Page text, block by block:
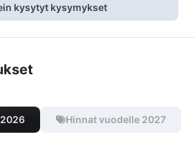
kysytyt kysymykset
Hinnat vuodelle 2027